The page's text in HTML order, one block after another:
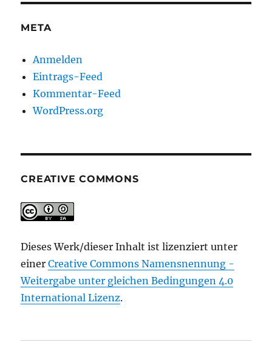
META
Anmelden
Eintrags-Feed
Kommentar-Feed
WordPress.org
CREATIVE COMMONS
Dieses Werk/dieser Inhalt ist lizenziert unter
einerCreative Commons Namensnennung -
Weitergabe unter gleichen Bedingungen 4.0
International Lizenz.